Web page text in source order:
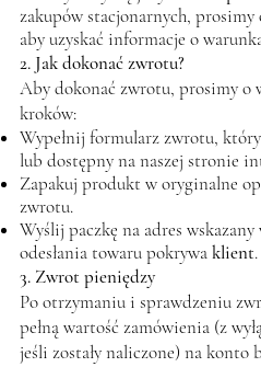
zakupów stacjonarnych,
aby uzyskać informacje o
2. Jak dokonać zwrotu?
Aby dokonać zwrotu, prosimy o
kroków:
Wypełnij formularz zwrotu, który
lub dostępny na naszej stronie
Zapakuj produkt w oryginalne
zwrotu.
Wyślij paczkę na adres
odesłania towaru pokrywaklient.
3. Zwrot pieniędzy
Po otrzymaniu i sprawdzeniu
pełną wartość zamówienia (z
jeśli zostały naliczone) na konto